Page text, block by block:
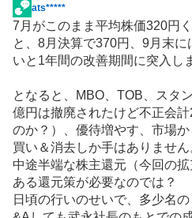
掲
示
板
記
ats*****
7月がこのまま平均株価320円
と、8月決算で370円、9月末
いと1年間の改善期間に突入し
となると、MBO、TOB、スタ
億円は撤廃されたけど不正会
のか？）、優待増やす、市場
買い＆消去しか手はありません
中途半端な株主還元（今回の
ある還元策が必要なのでは？
日頃の行いのせいで、多少名